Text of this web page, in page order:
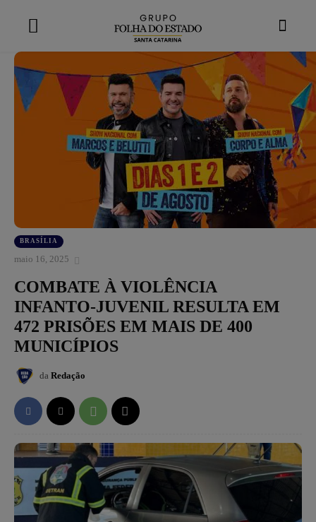
BRASÍLIA
maio 16, 2025
COMBATE À VIOLÊNCIA
INFANTO-JUVENIL RESULTA EM
472 PRISÕES EM MAIS DE 400
MUNICÍPIOS
da Redação